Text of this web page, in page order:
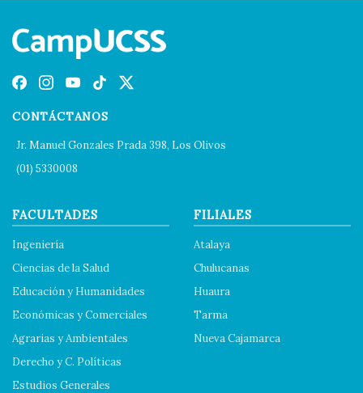
CONTÁCTANOS
Jr. Manuel Gonzales Prada 398, Los Olivos
(01) 5330008
FACULTADES
Ingeniería
Ciencias de la Salud
Educación y Humanidades
Económicas y Comerciales
Agrarias y Ambientales
Derecho y C. Políticas
Estudios Generales
FILIALES
Atalaya
Chulucanas
Huaura
Tarma
Nueva Cajamarca